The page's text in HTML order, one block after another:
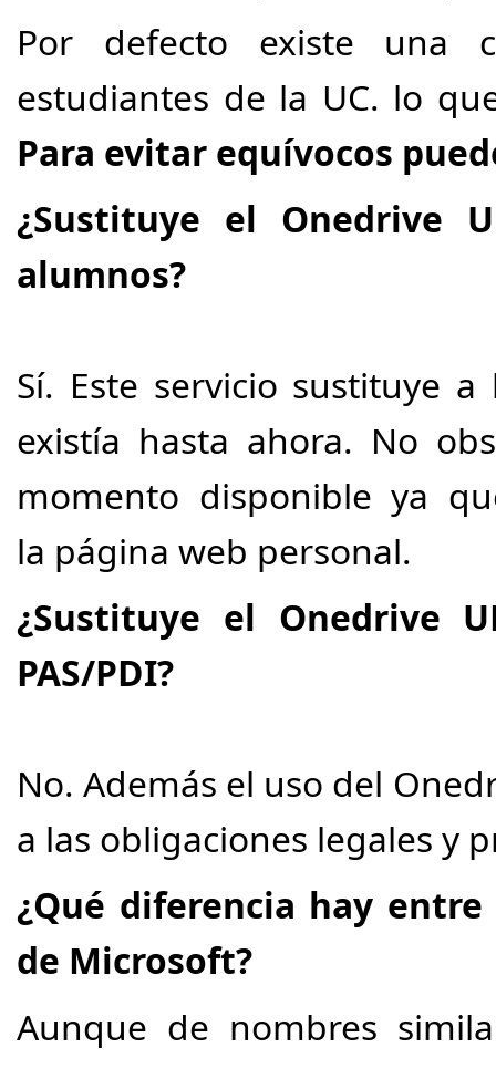
Por defecto existe una
estudiantes de la UC. lo
Para evitar equívocos
¿Sustituye el Onedrive
alumnos?
Sí. Este servicio sustituye
existía hasta ahora. No
momento disponible ya
la página web personal.
¿Sustituye el Onedrive
PAS/PDI?
No. Además el uso del
a las obligaciones legales y
¿Qué diferencia hay
de Microsoft?
Aunque de nombres